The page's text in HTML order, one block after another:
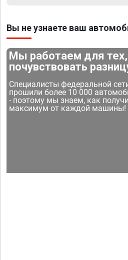
Вы не узнаете ваш
Мы работаем для
почувствовать
Специалисты федеральной
прошили более 10 000
- поэтому мы знаем, как
максимум от каждой машины!